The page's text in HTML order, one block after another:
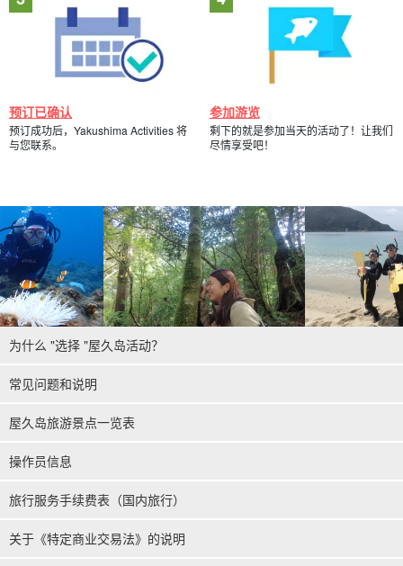
预订已确认
预订成功后，Yakushima Activities 将
与您联系。
参加游览
剩下的就是参加当天的活动了！让我们
尽情享受吧！
为什么 "选择 "屋久岛活动？
常见问题和说明
屋久岛旅游景点一览表
操作员信息
旅行服务手续费表（国内旅行）
关于《特定商业交易法》的说明